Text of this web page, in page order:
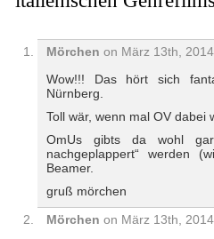
Mörchen on März 13th,
Wow!!! Das hört sich
Nürnberg.
Toll wär, wenn mal OV dabei
OmUs gibts da wohl
nachgeplappert“ werden
Beamer.
gruß mörchen
Mörchen on März 13th,